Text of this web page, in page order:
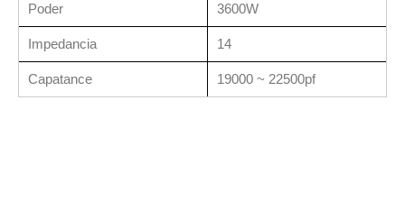
Poder 3600W
Impedancia 14
Capatance 19000 ~ 22500pf